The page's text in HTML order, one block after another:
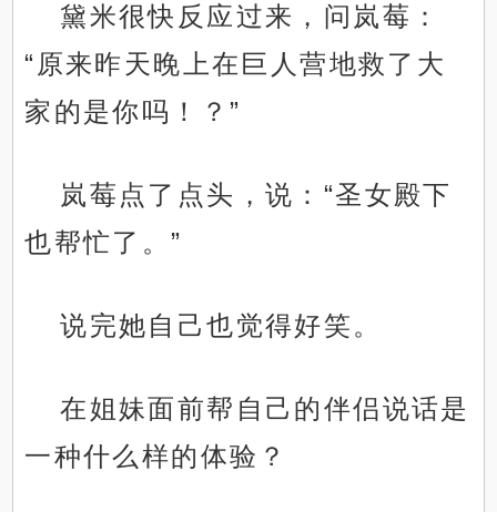
黛米很快反应过来，问岚莓：
“原来昨天晚上在巨人营地救了大
家的是你吗！？”
岚莓点了点头，说：“圣女殿下
也帮忙了。”
说完她自己也觉得好笑。
在姐妹面前帮自己的伴侣说话是
一种什么样的体验？